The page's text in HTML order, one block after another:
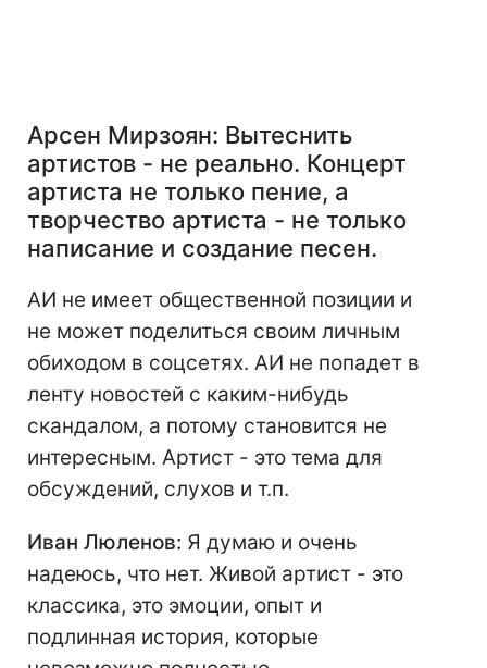
Арсен Мирзоян: Вытеснить
артистов - не реально. Концерт
артиста не только пение, а
творчество артиста - не только
написание и создание песен.
АИ не имеет общественной позиции и
не может поделиться своим личным
обиходом в соцсетях. АИ не попадет в
ленту новостей с каким-нибудь
скандалом, а потому становится не
интересным. Артист - это тема для
обсуждений, слухов и т.п.
Иван Люленов: Я думаю и очень
надеюсь, что нет. Живой артист - это
классика, это эмоции, опыт и
подлинная история, которые